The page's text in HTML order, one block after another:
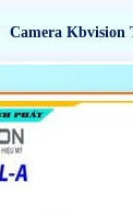
Camera Kbvision